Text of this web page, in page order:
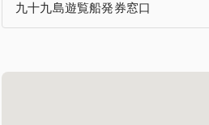
九十九島遊覧船発券窓口